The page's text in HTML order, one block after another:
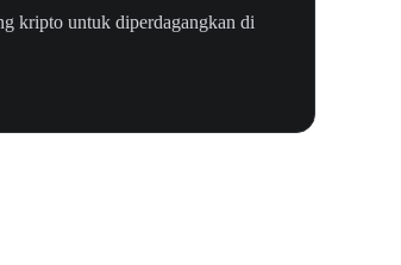
kripto untuk diperdagangkan di